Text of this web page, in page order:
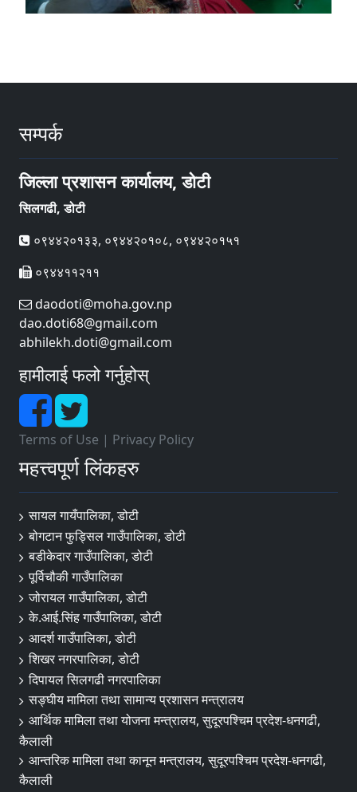
सम्पर्क
जिल्ला प्रशासन कार्यालय, डोटी
सिलगढी, डोटी
०९४४२०१३३, ०९४४२०१०८, ०९४४२०१५१
०९४४११२११
daodoti@moha.gov.np
dao.doti68@gmail.com
abhilekh.doti@gmail.com
हामीलाई फलो गर्नुहोस्
Terms of Use | Privacy Policy
महत्त्वपूर्ण लिंकहरु
सायल गायँपालिका, डोटी
बोगटान फुड्सिल गाउँपालिका, डोटी
बडीकेदार गाउँपालिका, डोटी
पूर्विचौकी गाउँपालिका
जोरायल गाउँपालिका, डोटी
के.आई.सिंह गाउँपालिका, डोटी
आदर्श गाउँपालिका, डोटी
शिखर नगरपालिका, डोटी
दिपायल सिलगढी नगरपालिका
सङ्‍घीय मामिला तथा सामान्य प्रशासन मन्त्रालय
आर्थिक मामिला तथा योजना मन्त्रालय, सुदूरपश्चिम प्रदेश-धनगढी,
कैलाली
आन्तरिक मामिला तथा कानून मन्त्रालय, सुदूरपश्चिम प्रदेश-धनगढी,
कैलाली